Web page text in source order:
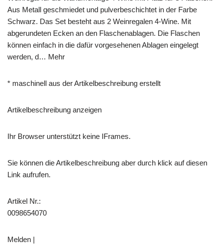
Aus Metall geschmiedet und pulverbeschichtet in der Farbe
Schwarz. Das Set besteht aus 2 Weinregalen 4-Wine. Mit
abgerundeten Ecken an den Flaschenablagen. Die Flaschen
können einfach in die dafür vorgesehenen Ablagen eingelegt
werden, d… Mehr
* maschinell aus der Artikelbeschreibung erstellt
Artikelbeschreibung anzeigen
Ihr Browser unterstützt keine IFrames.
Sie können die Artikelbeschreibung aber durch klick auf diesen
Link aufrufen.
Artikel Nr.:
0098654070
Melden |